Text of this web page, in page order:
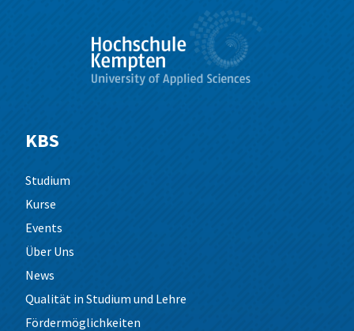
KBS
Studium
Kurse
Events
Über Uns
News
Qualität in Studium und Lehre
Fördermöglichkeiten